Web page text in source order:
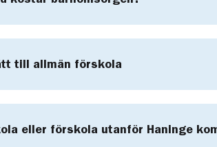
till allmän förskola
eller förskola utanför Haninge